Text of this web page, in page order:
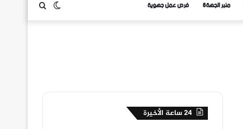
منبر الجهة8 فرص عمل جهوية
24 ساعة الأخيرة